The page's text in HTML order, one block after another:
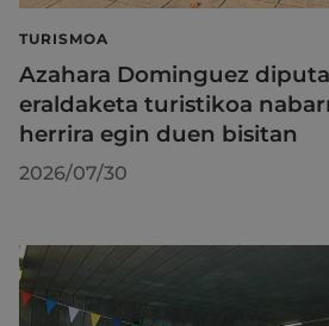
TURISMOA
Azahara Dominguez
eraldaketa turistikoa
herrira egin duen bisitan
2026/07/30